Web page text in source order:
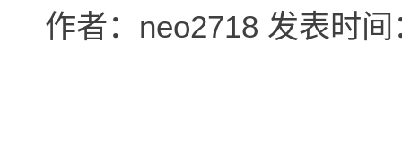
作者：neo2718 发表时